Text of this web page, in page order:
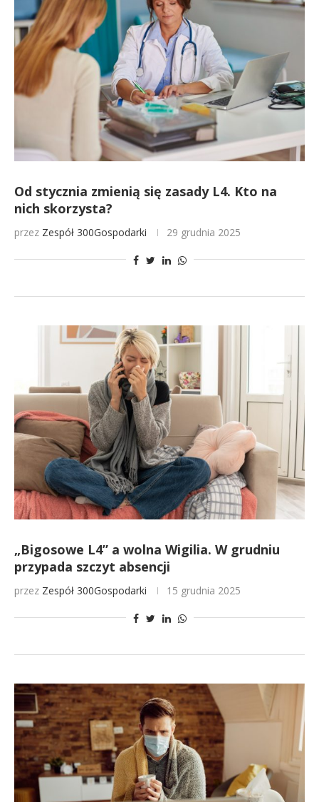
Od stycznia zmienią się zasady L4. Kto na
nich skorzysta?
przez Zespół 300Gospodarki 29 grudnia 2025
„Bigosowe L4” a wolna Wigilia. W grudniu
przypada szczyt absencji
przez Zespół 300Gospodarki 15 grudnia 2025